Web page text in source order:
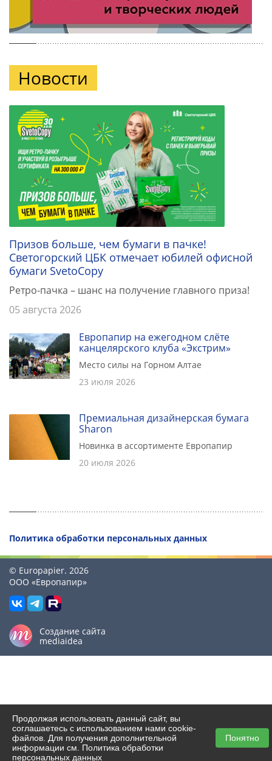
Новости
Призов больше, чем бумаги в пачке!
Светогорский ЦБК отмечает юбилей офисной
бумаги SvetoCopy
Ретро-пачка – шанс на получение главного приза!
05 августа 2026
Европапир на ежегодном слёте
канцелярского клуба «Экстрим»
Место силы на Горном Алтае
23 июля 2026
Премиальная дизайнерская бумага
Sharon
Новинка в ассортименте Европапир
20 июля 2026
Политика обработки персональных данных
© Europapier. 2026
ООО «Европапир»
Создание сайта
mediaidea
Продолжая использовать данный сайт, вы
соглашаетесь с использованием нами cookie-
файлов. Для получения дополнительной
информации см. Политика обработки
персональных данных
Понятно